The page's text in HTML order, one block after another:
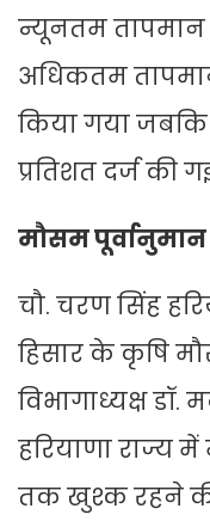
न्यूनतम तापमान
अधिकतम
किया गया जबकि
प्रतिशत दर्ज की
मौसम पूर्वानुमान
चौ. चरण सिंह
हिसार के कृषि
विभागाध्यक्ष
हरियाणा राज्य
तक खुश्क रहने